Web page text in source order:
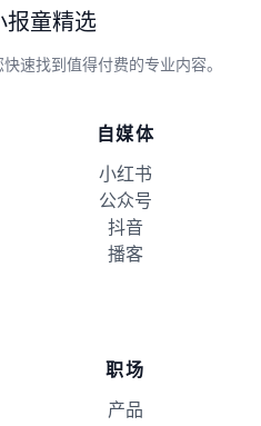
报童精选
速找到值得付费的专业内容。
自媒体
小红书
公众号
抖音
播客
职场
产品